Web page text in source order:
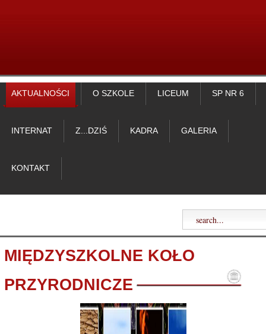
AKTUALNOŚCI O SZKOLE LICEUM SP NR 6
INTERNAT Z...DZIŚ KADRA GALERIA
KONTAKT
MIĘDZYSZKOLNE KOŁO
PRZYRODNICZE